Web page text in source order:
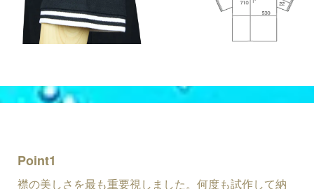
Point1
襟の美しさを最も重要視しました。何度も試作して納